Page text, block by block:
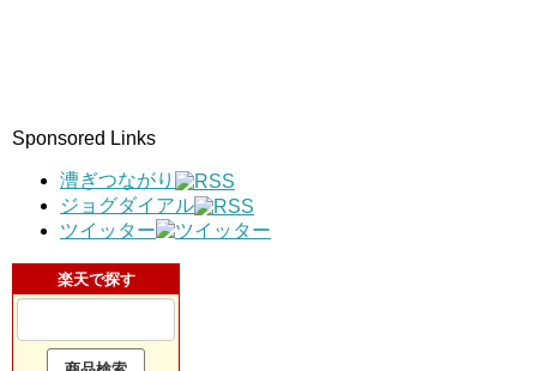
Sponsored Links
漕ぎつながり
ジョグダイアル
ツイッター
楽天で探す